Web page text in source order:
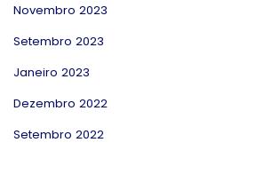
Novembro 2023
Setembro 2023
Janeiro 2023
Dezembro 2022
Setembro 2022